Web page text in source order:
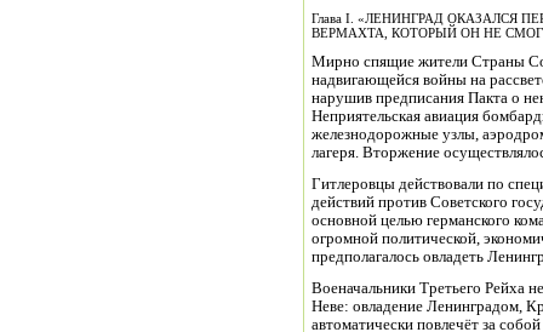
Глава I. «ЛЕНИНГРАД ОКАЗАЛСЯ
ВЕРМАХТА, КОТОРЫЙ ОН НЕ СМОГ
Мирно спящие жители Страны
надвигающейся войны на
нарушив предписания Пакта о
Неприятельская авиация
железнодорожные узлы,
лагеря. Вторжение
Гитлеровцы действовали по
действий против Советского
основной целью германского
огромной политической,
предполагалось овладеть
Военачальники Третьего Рейха
Неве: овладение Ленинградом,
автоматически повлечёт за